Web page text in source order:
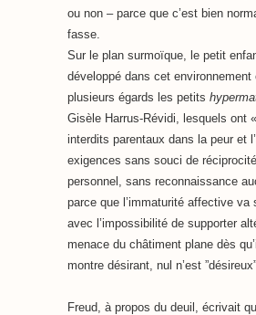
ou non – parce que c’est bien
fasse.
Sur le plan surmoïque, le petit
développé dans cet environnement
plusieurs égards les petits
Gisèle Harrus-Révidi, lesquels ont
interdits parentaux dans la peur et
exigences sans souci de
personnel, sans reconnaissance
parce que l’immaturité affective va
avec l’impossibilité de supporter
menace du châtiment plane dès
montre désirant, nul n’est
Freud, à propos du deuil, écrivait